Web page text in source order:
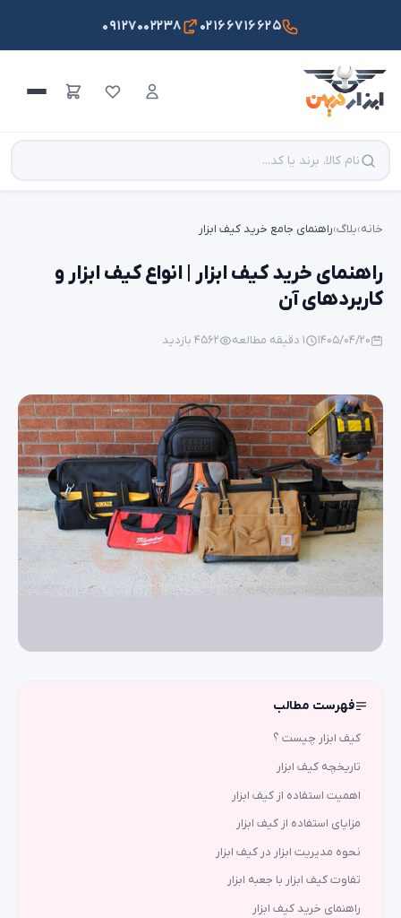
۰۲۱۶۶۷۱۶۶۲۵ ۰۹۱۲۷۰۰۲۲۳۸
خانه›بلاگ›راهنمای جامع خرید کیف ابزار
راهنمای خرید کیف ابزار | انواع کیف ابزار و
کاربردهای آن
۱۴۰۵/۰۴/۲۰ ۱ دقیقه مطالعه ۴۵۶۲ بازدید
فهرست مطالب
کیف ابزار چیست ؟
تاریخچه کیف ابزار
اهمیت استفاده از کیف ابزار
مزایای استفاده از کیف ابزار
نحوه مدیریت ابزار در کیف ابزار
تفاوت کیف ابزار با جعبه ابزار
راهنمای خرید کیف ابزار